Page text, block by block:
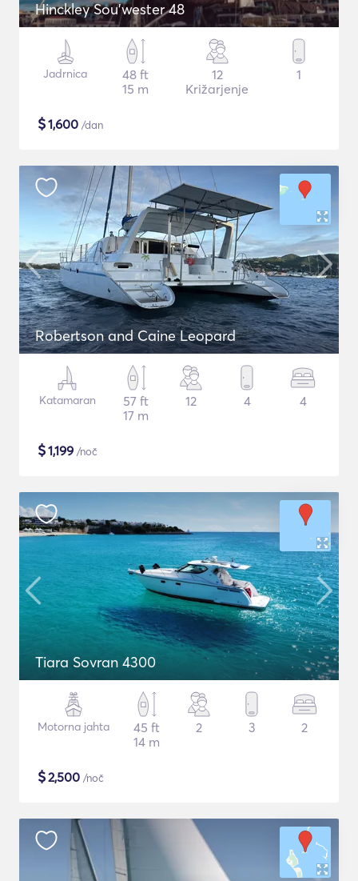
Hinckley Sou’wester 48
Jadrnica
48 ft
15 m
12
Križarjenje
1
$1,600 /dan
Robertson and Caine Leopard
Katamaran
57 ft
17 m
12 4 4
$1,199 /noč
Tiara Sovran 4300
Motorna jahta
45 ft
14 m
2 3 2
$2,500 /noč